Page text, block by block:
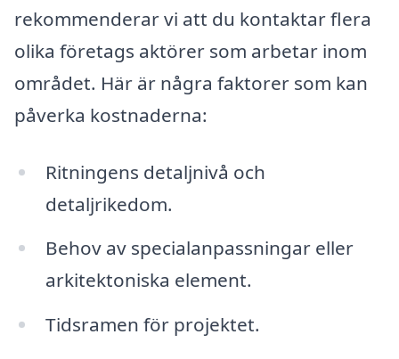
rekommenderar vi att du kontaktar flera
olika företags aktörer som arbetar inom
området. Här är några faktorer som kan
påverka kostnaderna:
Ritningens detaljnivå och
detaljrikedom.
Behov av specialanpassningar eller
arkitektoniska element.
Tidsramen för projektet.